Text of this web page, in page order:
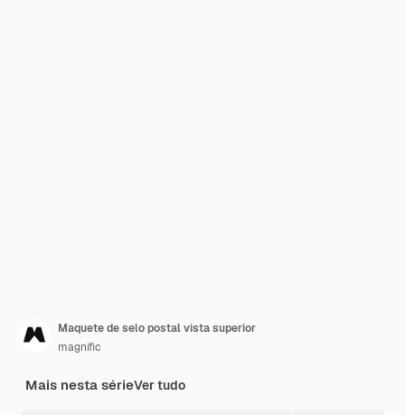
Maquete de selo postal vista superior
magnific
Mais nesta sérieVer tudo